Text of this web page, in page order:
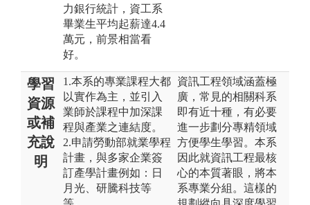
力銀行統計，資工系
畢業生平均起薪達4.4
萬元，前景相當看
好。
學習
資源
或補
充說
明
1.本系的專業課程大都
以實作為主，並引入
業師於課程中加深課
程與產業之連結度。
2.申請勞動部就業學程
計畫，與多家企業簽
訂產學計畫例如：日
月光、研騰科技等
資訊工程領域涵蓋極
廣，常見的相關科系
即有近十種，有必要
進一步劃分專精領域
方便學生學習。本系
因此就資訊工程最核
心的本質著眼，將本
系專業分組。這樣的